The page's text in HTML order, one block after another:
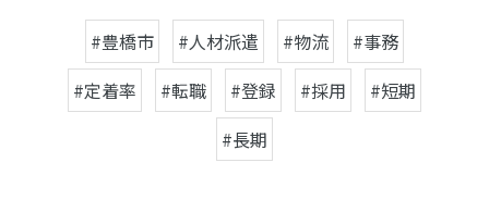
#豊橋市 #人材派遣 #物流
#事務
#定着率
#転職 #登録 #採用
#短期
#長期